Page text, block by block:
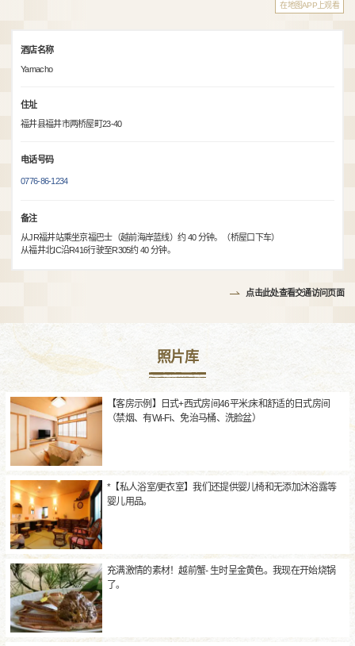
在地图APP上观看
酒店名称
Yamacho
住址
福井县福井市两桥屋町23-40
电话号码
0776-86-1234
备注
从JR福井站乘坐京福巴士（越前海岸蓝线）约 40 分钟。（桥屋口下车）
从福井北IC沿R416行驶至R305约 40 分钟。
点击此处查看交通访问页面
照片库
【客房示例】日式+西式房间46平米:床和舒适的日式房间
（禁烟、有Wi-Fi、免治马桶、洗脸盆）
*【私人浴室/更衣室】我们还提供婴儿椅和无添加沐浴露等
婴儿用品。
充满激情的素材！越前蟹- 生时呈金黄色。我现在开始烧锅
了。